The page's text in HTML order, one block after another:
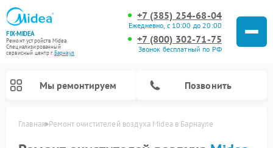
FIX-MIDEA
Ремонт устройств Midea
Специализированный
cервисный центр г.Барнаул
+7 (385) 254-68-04
Ежедневно, с 10:00 до 20:00
+7 (800) 302-71-75
Звонок бесплатный по РФ
Мы ремонтируем Позвонить
Главная Ремонт очистителей воздуха Midea в Барнауле